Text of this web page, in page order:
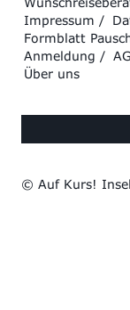
Impressum /
Formblatt
Anmeldung /
Über uns
© Auf Kurs!